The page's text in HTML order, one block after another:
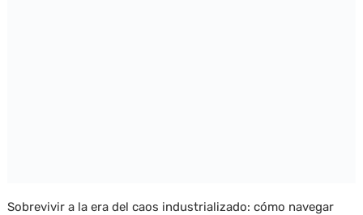
Sobrevivir a la era del caos industrializado: cómo navegar